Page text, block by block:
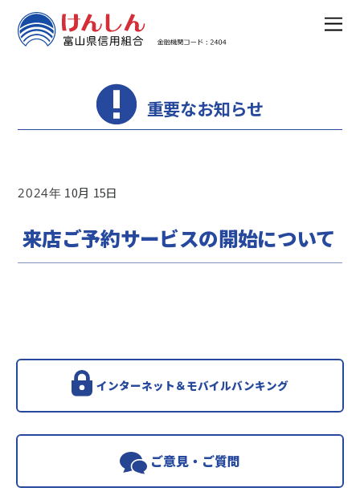
重要なお知らせ
2024 10 15
来店ご予約サービスの開始について
インターネット＆モバイルバンキング
ご意見・ご質問